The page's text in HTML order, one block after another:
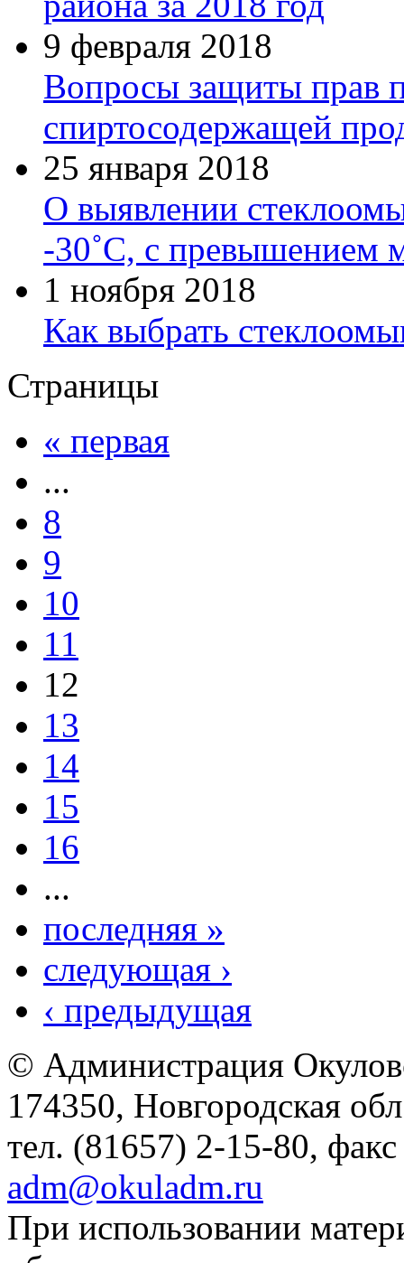
9 февраля 2018
Вопросы защиты прав
спиртосодержащей
25 января 2018
О выявлении
-30˚C, с превышением
1 ноября 2018
Как выбрать
Страницы
« первая
...
8
9
10
11
12
13
14
15
16
...
последняя »
следующая ›
‹ предыдущая
© Администрация
174350, Новгородская
тел. (81657) 2-15-80,
adm@okuladm.ru
При использовании